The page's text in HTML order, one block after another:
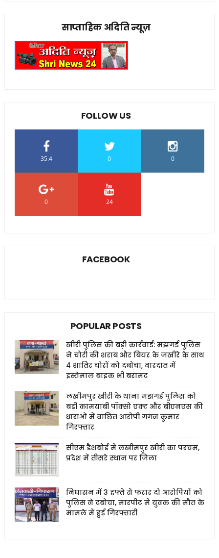
साप्ताहिक अदिति न्यूज़
FOLLOW US
35.4 0 0
0 24
FACEBOOK
POPULAR POSTS
खीरी पुलिस की बड़ी कार्रवाई: मझगई पुलिस
ने चोरी की शराब और बियर के जखीरे के साथ
4 शातिर चोरों को दबोचा, वारदात में
इस्तेमाल बाइक भी बरामद
लखीमपुर खीरी के थाना मझगई पुलिस को
बड़ी कामयाबी पॉक्सो एक्ट और बीएनएस की
धाराओं में वांछित आरोपी गगन कुमार
गिरफ्तार
सीएम डैशबोर्ड में लखीमपुर खीरी का परचम,
प्रदेश में तीसरे स्थान पर जिला
निघासन में 3 हफ्ते से फरार दो आरोपियों को
पुलिस ने दबोचा, मारपीट में युवक की मौत के
मामले में हुई गिरफ्तारी